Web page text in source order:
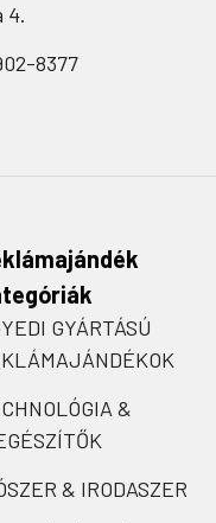
4.
8377
GYÁRTÁSÚ
&
& IRODASZER